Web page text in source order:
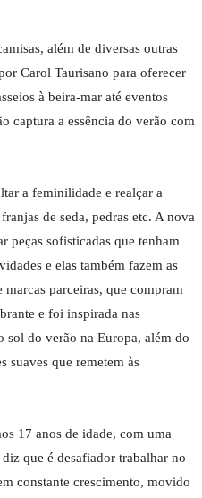
além de diversas outras
Carol Taurisano para oferecer
à beira-mar até eventos
captura a essência do verão com
a feminilidade e realçar a
de seda, pedras etc. A nova
peças sofisticadas que tenham
e elas também fazem as
parceiras, que compram
e foi inspirada nas
sol do verão na Europa, além do
suaves que remetem às
17 anos de idade, com uma
que é desafiador trabalhar no
constante crescimento, movido